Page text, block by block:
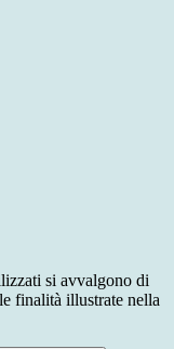
si avvalgono di
finalità illustrate nella